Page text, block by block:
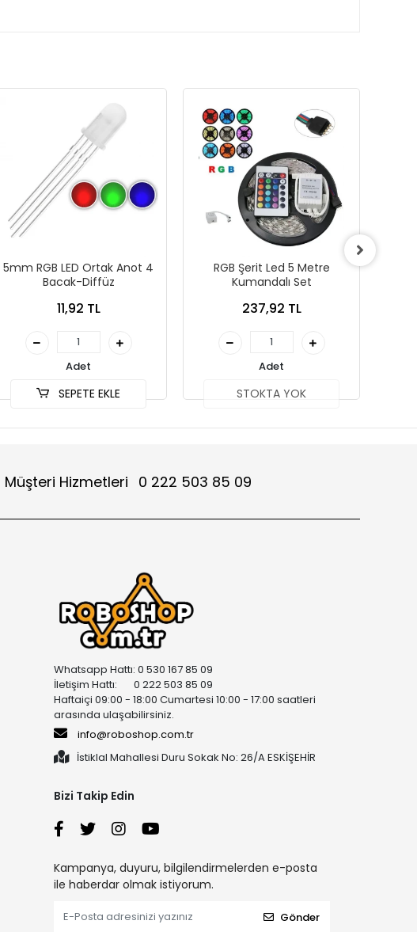
5mm RGB LED Ortak Anot 4
Bacak-Diffüz
11,92 TL
Adet
SEPETE EKLE
RGB Şerit Led 5 Metre
Kumandalı Set
237,92 TL
Adet
STOKTA YOK
Müşteri Hizmetleri 0 222 503 85 09
Whatsapp Hattı: 0 530 167 85 09
İletişim Hattı: 0 222 503 85 09
Haftaiçi 09:00 - 18:00 Cumartesi 10:00 - 17:00 saatleri
arasında ulaşabilirsiniz.
info@roboshop.com.tr
İstiklal Mahallesi Duru Sokak No: 26/A ESKİŞEHİR
Bizi Takip Edin
Kampanya, duyuru, bilgilendirmelerden e-posta
ile haberdar olmak istiyorum.
Gönder